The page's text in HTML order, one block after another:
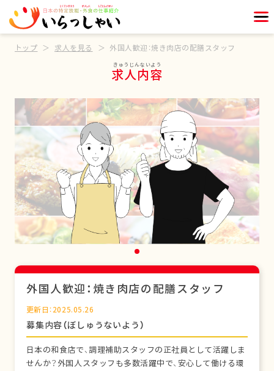
トップ 求人を見る 外国人歓迎：焼き肉店の配膳スタッフ
求人内容
外国人歓迎：焼き肉店の配膳スタッフ
更新日：2025.05.26
募集内容（ぼしゅうないよう）
日本の和食店で、調理補助スタッフの正社員として活躍しま
せんか？外国人スタッフも多数活躍中で、安心して働ける環